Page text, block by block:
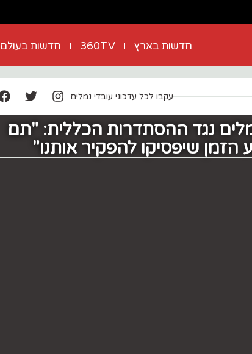
חדשות בארץ 360TV חדשות בעולם
עקבו לכל עדכוני עובדי נמלים
נגד ההסתדרות הכללית: "תם
הזמן שיפסיקו להפקיר אותנו"